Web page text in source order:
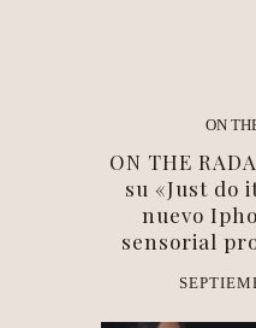
ON
ON THE
su «Just do
nuevo
sensorial